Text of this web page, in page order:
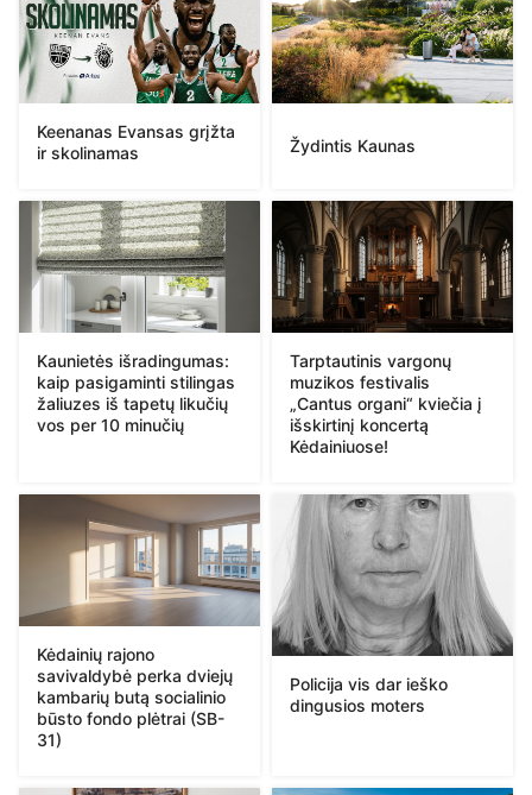
Keenanas Evansas grįžta
ir skolinamas
Žydintis Kaunas
Kaunietės išradingumas:
kaip pasigaminti stilingas
žaliuzes iš tapetų likučių
vos per 10 minučių
Tarptautinis vargonų
muzikos festivalis
„Cantus organi“ kviečia į
išskirtinį koncertą
Kėdainiuose!
Kėdainių rajono
savivaldybė perka dviejų
kambarių butą socialinio
būsto fondo plėtrai (SB-
31)
Policija vis dar ieško
dingusios moters